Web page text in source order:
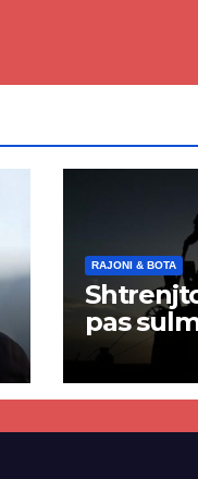
RAJONI & BOTA
pas